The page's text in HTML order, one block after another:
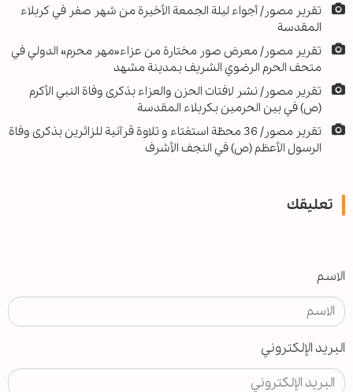
تقرير مصور/ أجواء ليلة الجمعة الأخيرة من شهر صفر في كربلاء
المقدسة
تقرير مصور/ معرض صور مختارة من عزاء«مهر محرم» الدولي في
متحف الحرم الرضوي الشريف بمدينة مشهد
تقرير مصور/ نشر لافتات الحزن والعزاء بذكرى وفاة النبي الأكرم
(ص) في بين الحرمين بكربلاء المقدسة
تقرير مصور/ 36 محطّة استفتاء و تلاوة قرآنية للزائرين بذكرى وفاة
الرسول الأعظم (ص) في النجف الأشرف
تعليقك
الاسم
البريد الإلكتروني